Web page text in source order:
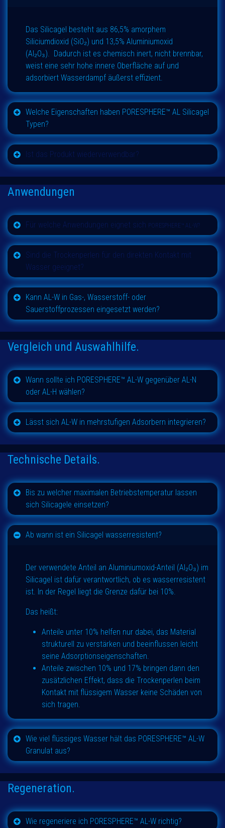
Das Silicagel besteht aus 86,5% amorphem
Siliciumdioxid (SiO₂) und 13,5% Aluminiumoxid
(Al₂O₃). Dadurch ist es chemisch inert, nicht brennbar,
weist eine sehr hohe innere Oberfläche auf und
adsorbiert Wasserdampf äußerst effizient.
Welche Eigenschaften haben PORESPHERE™ AL Silicagel
Typen?
Ist das Produkt wiederverwendbar?
Anwendungen
Für welche Anwendungen eignet sich PORESPHERE™ AL-W?
Sind die Trockenperlen für den direkten Kontakt mit
Wasser geeignet?
Kann AL-W in Gas-, Wasserstoff- oder
Sauerstoffprozessen eingesetzt werden?
Vergleich und Auswahlhilfe.
Wann sollte ich PORESPHERE™ AL-W gegenüber AL-N
oder AL-H wählen?
Lässt sich AL-W in mehrstufigen Adsorbern integrieren?
Technische Details.
Bis zu welcher maximalen Betriebstemperatur lassen
sich Silicagele einsetzen?
Ab wann ist ein Silicagel wasserresistent?
Der verwendete Anteil an Aluminiumoxid-Anteil (Al₂O₃) im
Silicagel ist dafür verantwortlich, ob es wasserresistent
ist. In der Regel liegt die Grenze dafür bei 10%.
Das heißt:
Anteile unter 10% helfen nur dabei, das Material
strukturell zu verstärken und beeinflussen leicht
seine Adsorptionseigenschaften.
Anteile zwischen 10% und 17% bringen dann den
zusätzlichen Effekt, dass die Trockenperlen beim
Kontakt mit flüssigem Wasser keine Schäden von
sich tragen.
Wie viel flüssiges Wasser hält das PORESPHERE™ AL-W
Granulat aus?
Regeneration.
Wie regeneriere ich PORESPHERE™ AL-W richtig?